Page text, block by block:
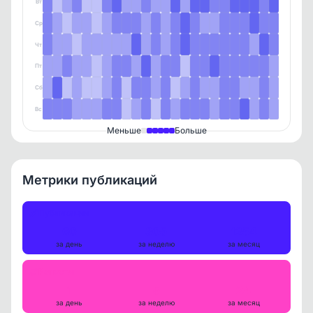
Вт
Ср
Чт
Пт
Сб
Вс
Меньше Больше
Метрики публикаций
за день за неделю за месяц
за день за неделю за месяц